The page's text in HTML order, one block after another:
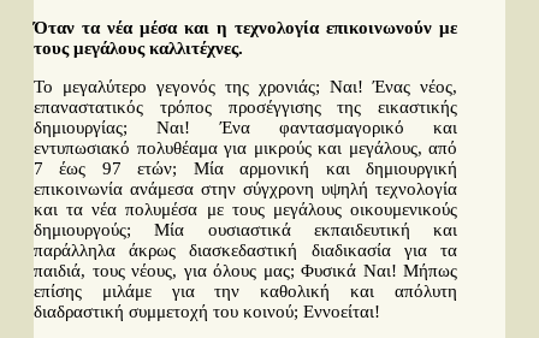
Εκτός Συνόρων
Νέα
Στήλες
Polls
Small Talk
Blog
Αναζήτηση...
Όταν τα νέα μέσα και η τεχνολογία επικοινωνούν με
τους μεγάλους καλλιτέχνες.
Το μεγαλύτερο γεγονός της χρονιάς; Ναι! Ένας νέος,
επαναστατικός τρόπος προσέγγισης της εικαστικής
δημιουργίας; Ναι! Ένα φαντασμαγορικό και
εντυπωσιακό πολυθέαμα για μικρούς και μεγάλους, από
7 έως 97 ετών; Μία αρμονική και δημιουργική
επικοινωνία ανάμεσα στην σύγχρονη υψηλή τεχνολογία
και τα νέα πολυμέσα με τους μεγάλους οικουμενικούς
δημιουργούς; Μία ουσιαστικά εκπαιδευτική και
παράλληλα άκρως διασκεδαστική διαδικασία για τα
παιδιά, τους νέους, για όλους μας; Φυσικά Ναι! Μήπως
επίσης μιλάμε για την καθολική και απόλυτη
διαδραστική συμμετοχή του κοινού; Εννοείται!